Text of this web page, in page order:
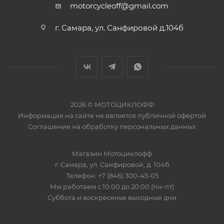
сенсорными экранами, не снимая перчаток.
посадки по руке.
motorcycleoff@gmail.com
г. Самара, ул. Санфировой д.104б
2026 © МОТОЦИКЛОФФ
Информация на сайте не является публичной офертой
Соглашение на обработку персональных данных
Магазин Мотоциклофф
г. Самара ул. Санфировой, д. 104б
Телефон: +7 (846) 300-45-05
Мы работаем с 10:00 до 20:00 (пн-пт)
Суббота и воскресенье выходные дни